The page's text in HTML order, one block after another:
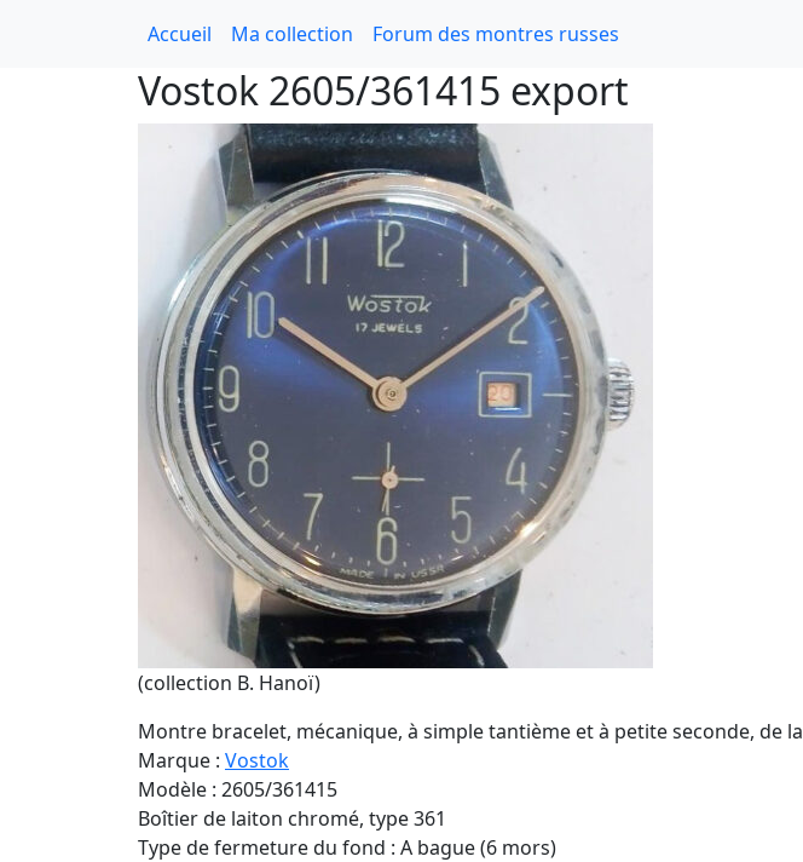
Accueil Ma collection Forum des montres russes
Vostok 2605/361415 export
(collection B. Hanoï)
Montre bracelet, mécanique, à simple tantième et à petite seconde, de la
Marque : Vostok
Modèle : 2605/361415
Boîtier de laiton chromé, type 361
Type de fermeture du fond : A bague (6 mors)